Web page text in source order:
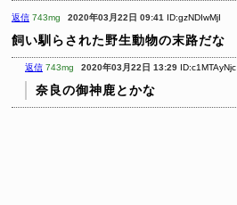
返信 743mg 2020年03月22日 09:41 ID:gzNDIwMjI
飼い馴らされた野生動物の末路だな
返信 743mg 2020年03月22日 13:29 ID:c1MTAyNjc
奈良の御神鹿とかな